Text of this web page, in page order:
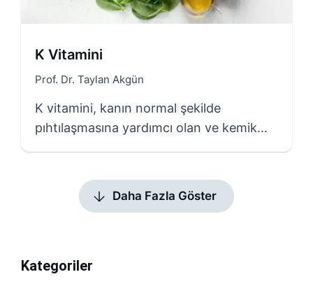
K Vitamini
Prof. Dr. Taylan Akgün
K vitamini, kanın normal şekilde
pıhtılaşmasına yardımcı olan ve kemik…
Daha Fazla Göster
Kategoriler